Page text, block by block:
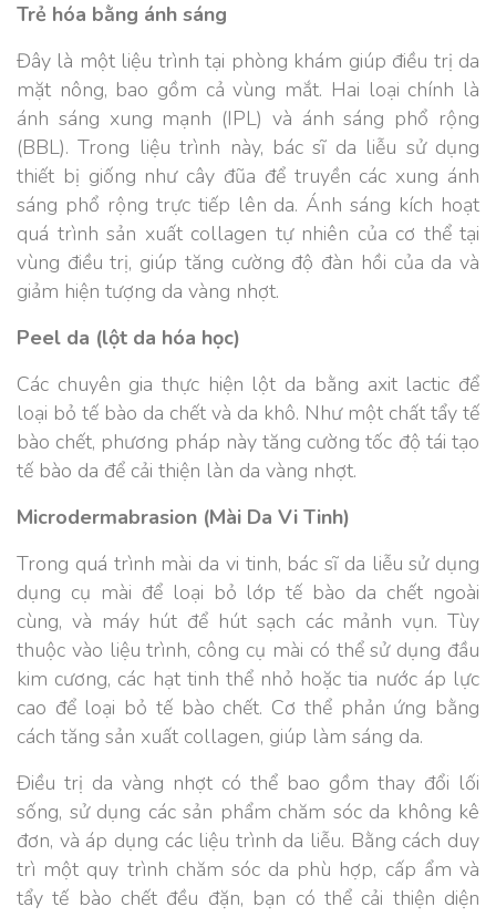
Trẻ hóa bằng ánh sáng
Đây là một liệu trình tại phòng khám giúp điều trị da
mặt nông, bao gồm cả vùng mắt. Hai loại chính là
ánh sáng xung mạnh (IPL) và ánh sáng phổ rộng
(BBL). Trong liệu trình này, bác sĩ da liễu sử dụng
thiết bị giống như cây đũa để truyền các xung ánh
sáng phổ rộng trực tiếp lên da. Ánh sáng kích hoạt
quá trình sản xuất collagen tự nhiên của cơ thể tại
vùng điều trị, giúp tăng cường độ đàn hồi của da và
giảm hiện tượng da vàng nhợt.
Peel da (lột da hóa học)
Các chuyên gia thực hiện lột da bằng axit lactic để
loại bỏ tế bào da chết và da khô. Như một chất tẩy tế
bào chết, phương pháp này tăng cường tốc độ tái tạo
tế bào da để cải thiện làn da vàng nhợt.
Microdermabrasion (Mài Da Vi Tinh)
Trong quá trình mài da vi tinh, bác sĩ da liễu sử dụng
dụng cụ mài để loại bỏ lớp tế bào da chết ngoài
cùng, và máy hút để hút sạch các mảnh vụn. Tùy
thuộc vào liệu trình, công cụ mài có thể sử dụng đầu
kim cương, các hạt tinh thể nhỏ hoặc tia nước áp lực
cao để loại bỏ tế bào chết. Cơ thể phản ứng bằng
cách tăng sản xuất collagen, giúp làm sáng da.
Điều trị da vàng nhợt có thể bao gồm thay đổi lối
sống, sử dụng các sản phẩm chăm sóc da không kê
đơn, và áp dụng các liệu trình da liễu. Bằng cách duy
trì một quy trình chăm sóc da phù hợp, cấp ẩm và
tẩy tế bào chết đều đặn, bạn có thể cải thiện diện